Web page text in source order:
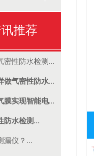
推荐
密性防水检测...
做气密性防水...
膜实现智能电...
防水检测 ...
漏仪？...